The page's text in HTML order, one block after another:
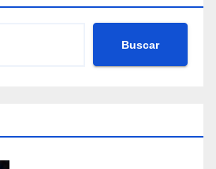
Buscar